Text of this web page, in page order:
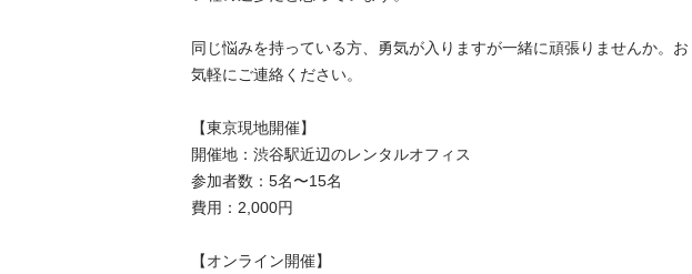
同じ悩みを持っている方、勇気が入りますが一緒に頑張りませんか。お
気軽にご連絡ください。
【東京現地開催】
開催地：渋谷駅近辺のレンタルオフィス
参加者数：5名〜15名
費用：2,000円
【オンライン開催】